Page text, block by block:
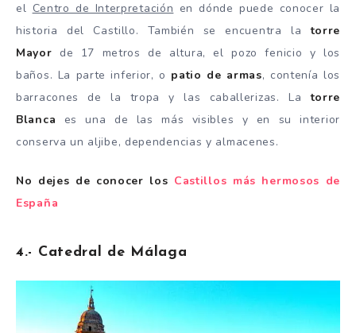
el Centro de Interpretación en dónde puede conocer la
historia del Castillo. También se encuentra latorre
Mayor de 17 metros de altura, el pozo fenicio y los
baños. La parte inferior, o patio de armas, contenía los
barracones de la tropa y las caballerizas. Latorre
Blanca es una de las más visibles y en su interior
conserva un aljibe, dependencias y almacenes.
No dejes de conocer los Castillos más hermosos de
España
4.- Catedral de Málaga